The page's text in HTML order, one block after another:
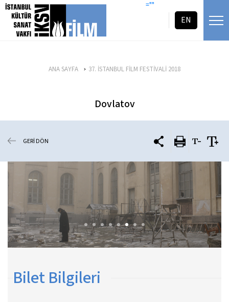
icerigi atla =""
EN
ANA SAYFA 37. İSTANBUL FİLM FESTİVALİ 2018
Dovlatov
GERİ DÖN
Bilet Bilgileri